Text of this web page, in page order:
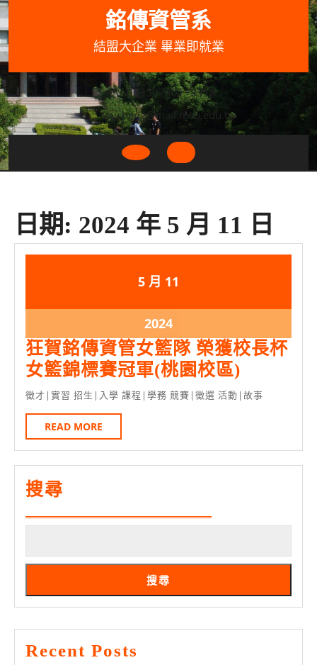
Skip
to
content
銘傳資管系
結盟大企業 畢業即就業
033507001+3318
wycheng@mail.mcu.edu.tw
Open
日期: 2024 年 5 月 11 日
5 月 2024
5
月
11
日
11
月
11
日
20242024
年
5
月
11
狂賀銘傳資管女籃隊 榮獲校長杯
女籃錦標賽冠軍(桃園校區)
賀
資
榮
校
長
徵才|實習 招生|入學 課程|學務 競賽|徵選 活動|故事
READ MORE
MORE
搜尋
搜尋
Recent Posts